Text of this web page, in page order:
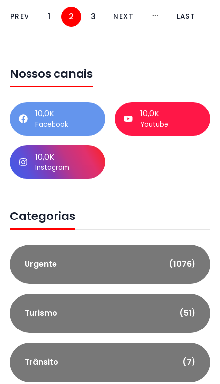
PREV 1 2 3 NEXT LAST
Nossos canais
10,0K
Facebook
10,0K
Youtube
10,0K
Instagram
Categorias
Urgente (1076)
Turismo (51)
Trânsito (7)